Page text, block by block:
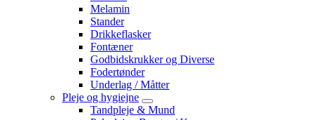
Melamin
Stander
Drikkeflasker
Fontæner
Godbidskrukker og Diverse
Fodertønder
Underlag / Måtter
Pleje og hygiejne
Tandpleje & Mund